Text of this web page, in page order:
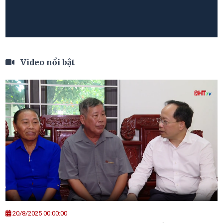
Video nổi bật
20/8/2025 00:00:00